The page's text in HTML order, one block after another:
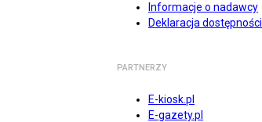
Informacje o nadawcy
Deklaracja dostępności
PARTNERZY
E-kiosk.pl
E-gazety.pl